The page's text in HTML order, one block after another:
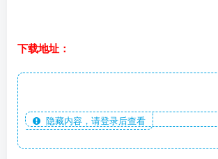
下载地址：
隐藏内容，请登录后查看